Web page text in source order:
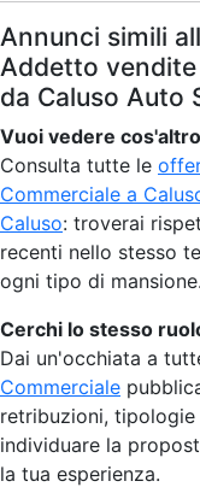
Annunci simili
Addetto vendite
da Caluso Auto
Vuoi vedere
Consulta tutte le
Commerciale a
Caluso: troverai
recenti nello stesso
ogni tipo di mansione.
Cerchi lo stesso
Dai un'occhiata a
Commerciale
retribuzioni,
individuare la
la tua esperienza.